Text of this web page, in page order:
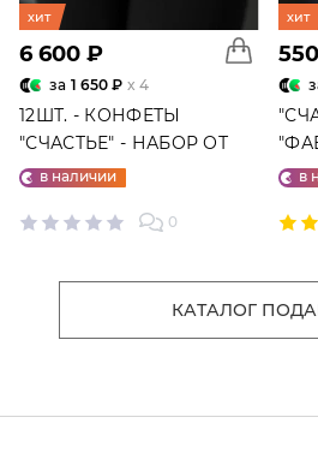
хит
6 600 ₽
за 1 650 ₽ x 4
12ШТ. - КОНФЕТЫ
"СЧАСТЬЕ" - НАБОР ОТ
"ФАБРИКИ СЧАСТЬЕ"
в наличии
0
хит
ШТ.
в
КАТАЛОГ